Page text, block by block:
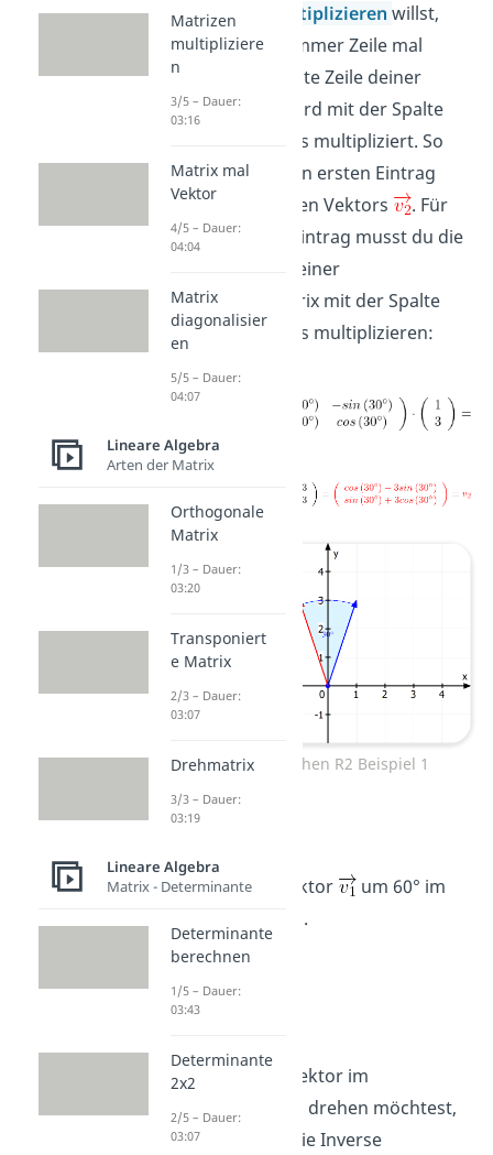
Matrizen multiplizieren willst,
rechnest du immer Zeile mal
Spalte. Die erste Zeile deiner
Drehmatrix wird mit der Spalte
deines Vektors multipliziert. So
erhältst du den ersten Eintrag
deines rotierten Vektors
. Für
den zweiten Eintrag musst du die
zweite Zeile deiner
Rotationsmatrix mit der Spalte
deines Vektors multiplizieren:
Vektor drehen R2 Beispiel 1
Drehe den Vektor
um 60° im
Uhrzeigersinn.
Weil du den Vektor im
Uhrzeigersinn drehen möchtest,
brauchst du die Inverse
Matrizen
multipliziere
n
3/5 – Dauer:
03:16
Matrix mal
Vektor
4/5 – Dauer:
04:04
Matrix
diagonalisier
en
5/5 – Dauer:
04:07
Lineare Algebra
Arten der Matrix
Orthogonale
Matrix
1/3 – Dauer:
03:20
Transponiert
e Matrix
2/3 – Dauer:
03:07
Drehmatrix
3/3 – Dauer:
03:19
Lineare Algebra
Matrix - Determinante
Determinante
berechnen
1/5 – Dauer:
03:43
Determinante
2x2
2/5 – Dauer:
03:07